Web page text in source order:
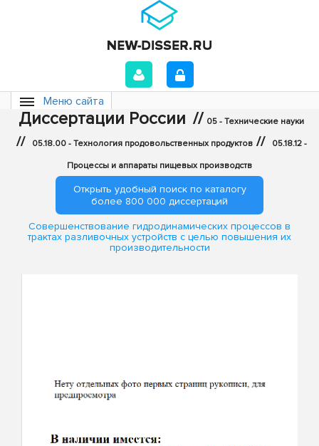
Меню сайта
Диссертации России // 05 - Технические науки
// 05.18.00 - Технология продовольственных продуктов // 05.18.12 -
Процессы и аппараты пищевых производств
Открыть удобный поиск по каталогу
более 800 000 диссертаций
Совершенствование гидродинамических процессов в
трактах разливочных устройств с целью повышения их
производительности